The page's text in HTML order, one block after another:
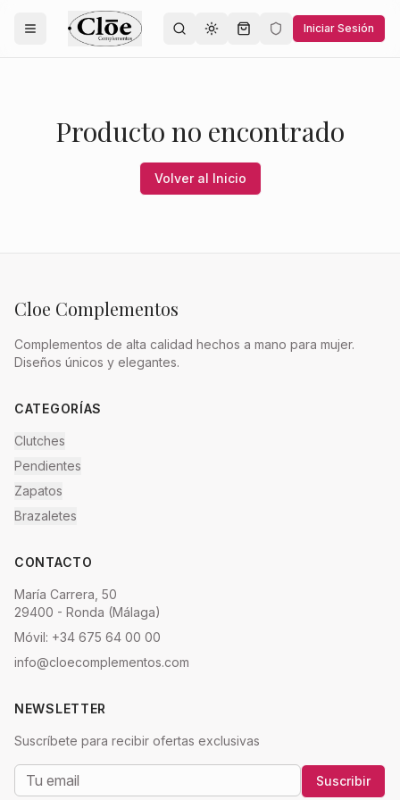
Toggle theme Iniciar Sesión
Producto no encontrado
Volver al Inicio
Cloe Complementos
Complementos de alta calidad hechos a mano para mujer.
Diseños únicos y elegantes.
CATEGORÍAS
Clutches
Pendientes
Zapatos
Brazaletes
CONTACTO
María Carrera, 50
29400 - Ronda (Málaga)
Móvil: +34 675 64 00 00
info@cloecomplementos.com
NEWSLETTER
Suscríbete para recibir ofertas exclusivas
Suscribir